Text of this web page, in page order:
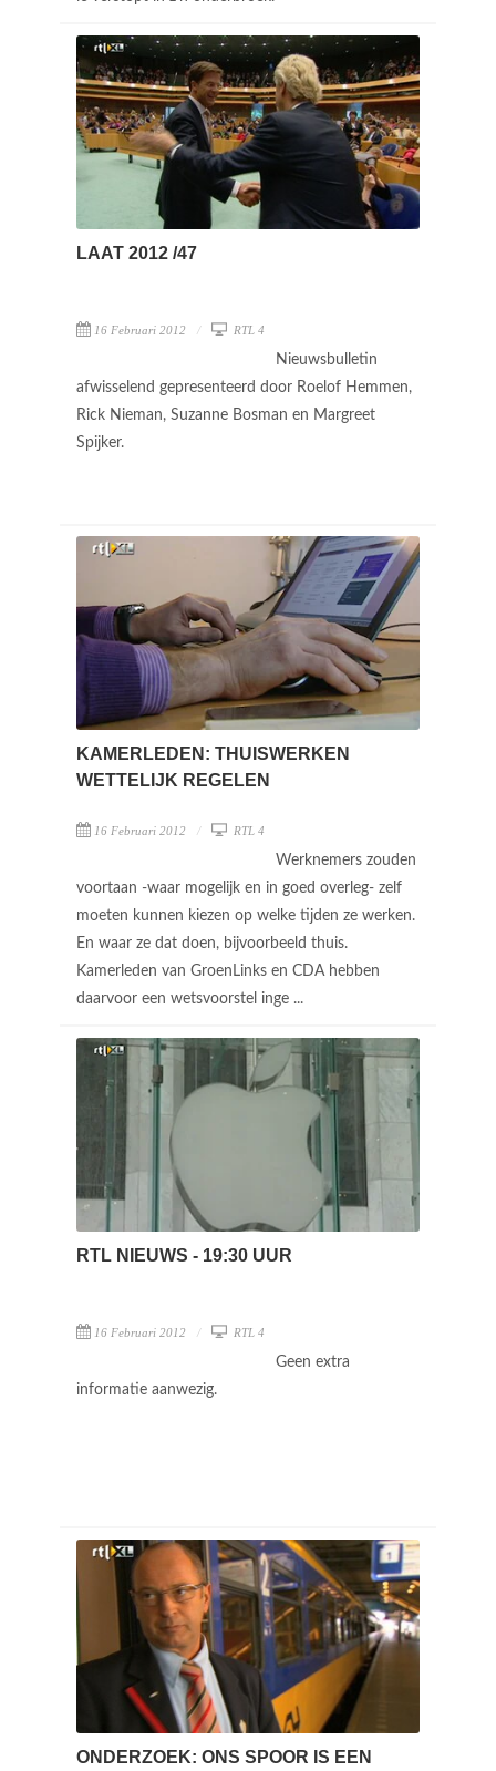
LAAT 2012 /47
16 Februari 2012 RTL 4
Nieuwsbulletin
afwisselend gepresenteerd door Roelof Hemmen,
Rick Nieman, Suzanne Bosman en Margreet
Spijker.
KAMERLEDEN: THUISWERKEN
WETTELIJK REGELEN
16 Februari 2012 RTL 4
Werknemers zouden
voortaan -waar mogelijk en in goed overleg- zelf
moeten kunnen kiezen op welke tijden ze werken.
En waar ze dat doen, bijvoorbeeld thuis.
Kamerleden van GroenLinks en CDA hebben
daarvoor een wetsvoorstel inge ...
RTL NIEUWS - 19:30 UUR
16 Februari 2012 RTL 4
Geen extra
informatie aanwezig.
ONDERZOEK: ONS SPOOR IS EEN